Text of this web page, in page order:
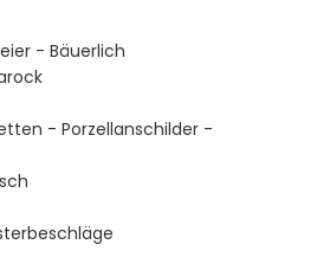
- Bäuerlich
- Porzellanschilder -